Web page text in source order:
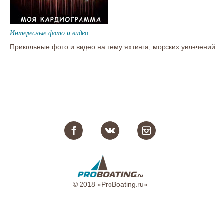
Интересные фото и видео
Прикольные фото и видео на тему яхтинга, морских увлечений.
© 2018 «ProBoating.ru»